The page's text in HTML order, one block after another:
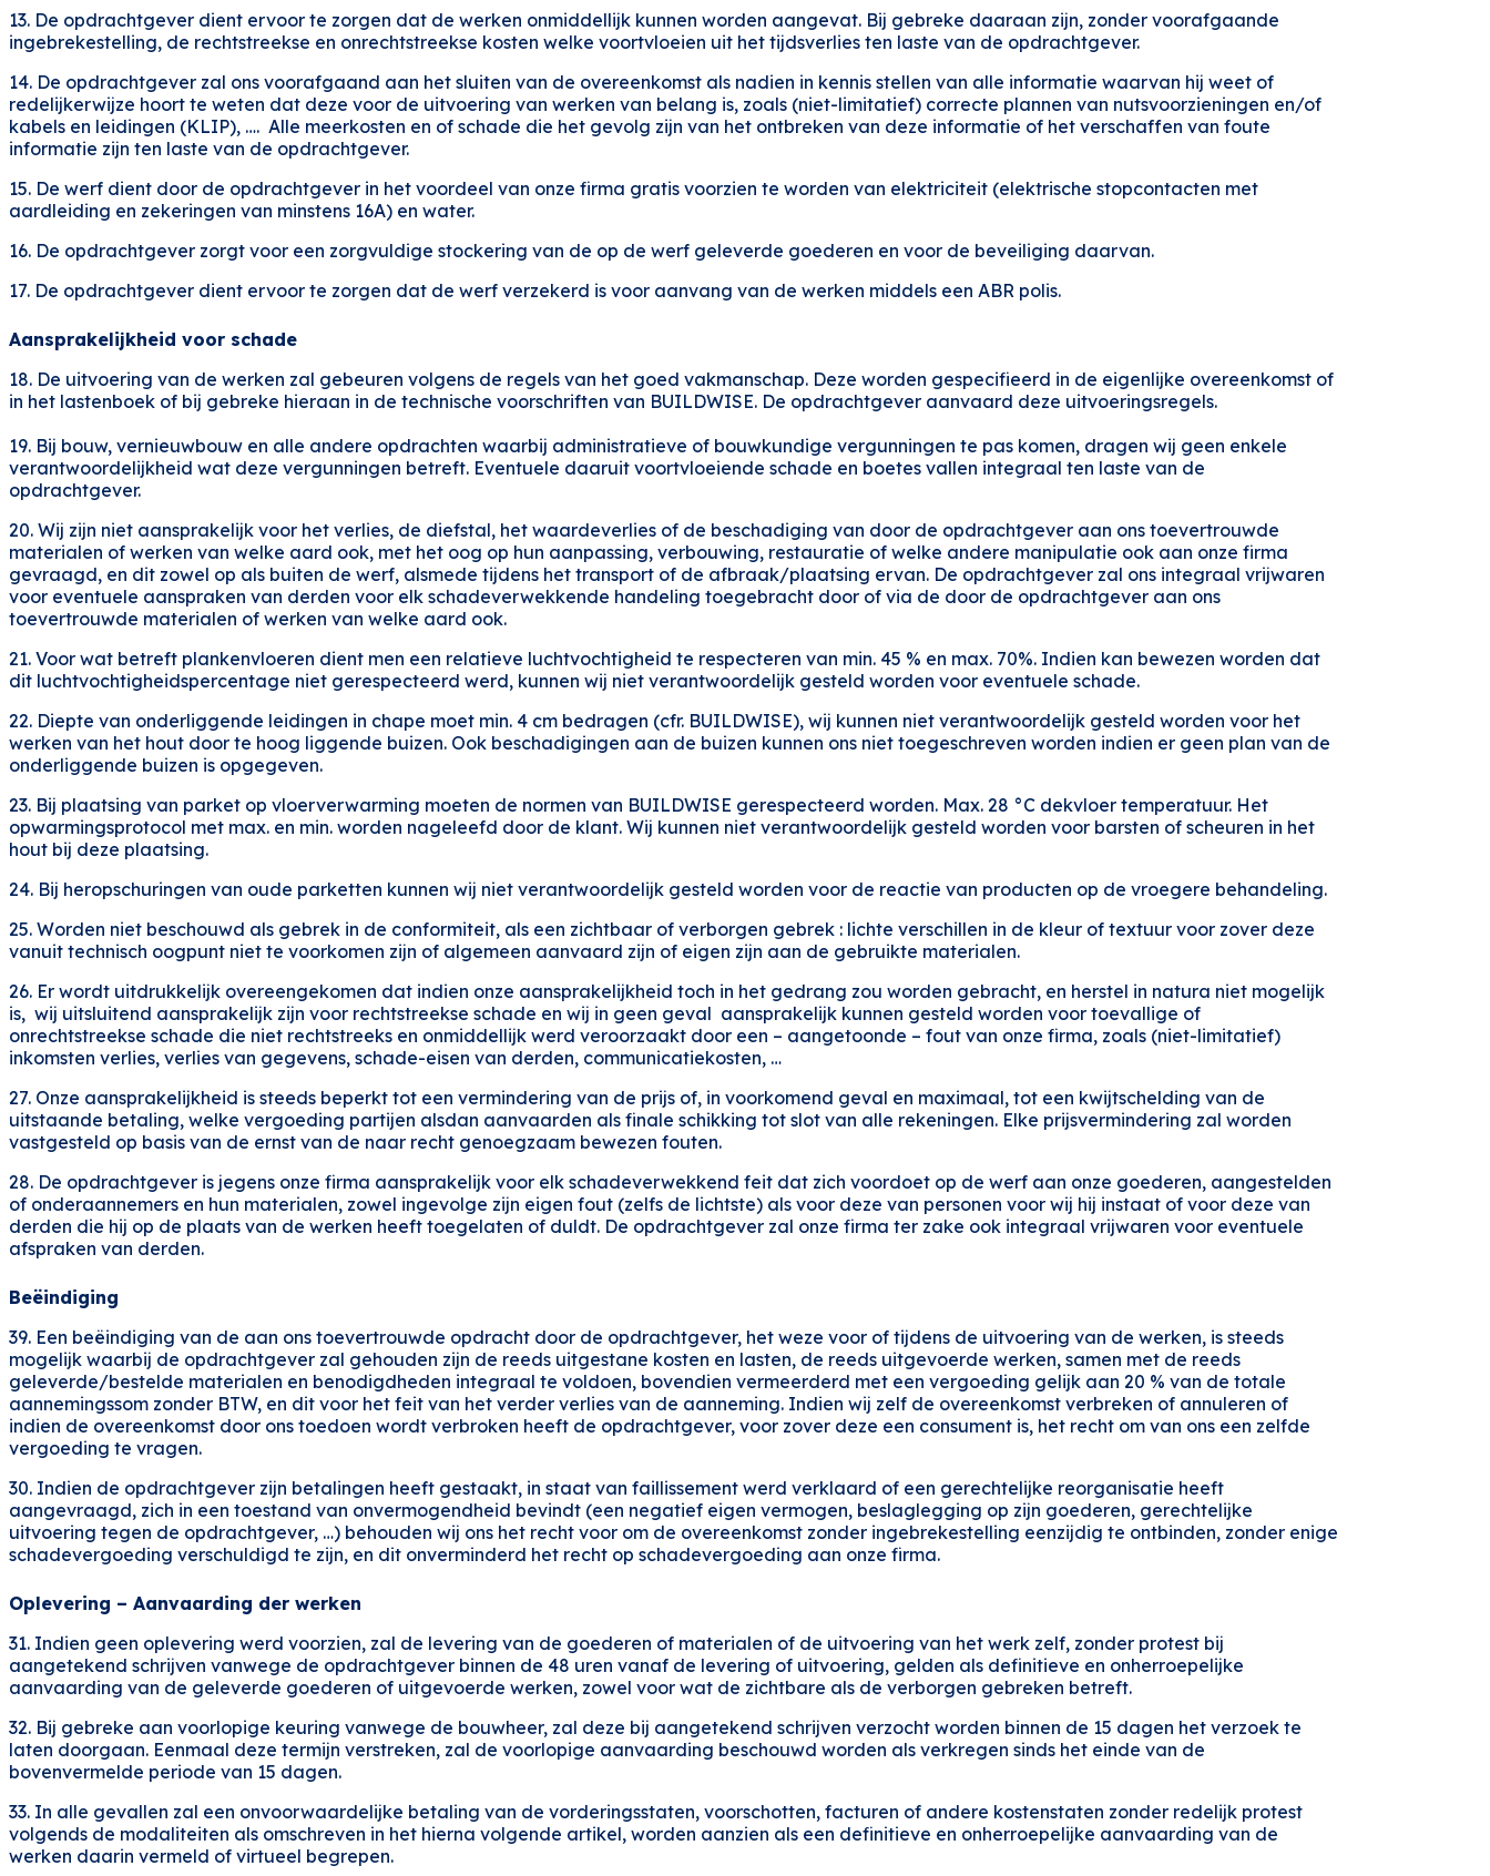
13. De opdrachtgever dient ervoor te zorgen dat de werken onmiddellijk kunnen worden aangevat. Bij gebreke daaraan zijn, zonder voorafgaande
ingebrekestelling, de rechtstreekse en onrechtstreekse kosten welke voortvloeien uit het tijdsverlies ten laste van de opdrachtgever.
14. De opdrachtgever zal ons voorafgaand aan het sluiten van de overeenkomst als nadien in kennis stellen van alle informatie waarvan hij weet of
redelijkerwijze hoort te weten dat deze voor de uitvoering van werken van belang is, zoals (niet-limitatief) correcte plannen van nutsvoorzieningen en/of
kabels en leidingen (KLIP), …. Alle meerkosten en of schade die het gevolg zijn van het ontbreken van deze informatie of het verschaffen van foute
informatie zijn ten laste van de opdrachtgever.
15. De werf dient door de opdrachtgever in het voordeel van onze firma gratis voorzien te worden van elektriciteit (elektrische stopcontacten met
aardleiding en zekeringen van minstens 16A) en water.
16. De opdrachtgever zorgt voor een zorgvuldige stockering van de op de werf geleverde goederen en voor de beveiliging daarvan.
17. De opdrachtgever dient ervoor te zorgen dat de werf verzekerd is voor aanvang van de werken middels een ABR polis.
Aansprakelijkheid voor schade
18. De uitvoering van de werken zal gebeuren volgens de regels van het goed vakmanschap. Deze worden gespecifieerd in de eigenlijke overeenkomst of
in het lastenboek of bij gebreke hieraan in de technische voorschriften van BUILDWISE. De opdrachtgever aanvaard deze uitvoeringsregels.
19. Bij bouw, vernieuwbouw en alle andere opdrachten waarbij administratieve of bouwkundige vergunningen te pas komen, dragen wij geen enkele
verantwoordelijkheid wat deze vergunningen betreft. Eventuele daaruit voortvloeiende schade en boetes vallen integraal ten laste van de
opdrachtgever.
20. Wij zijn niet aansprakelijk voor het verlies, de diefstal, het waardeverlies of de beschadiging van door de opdrachtgever aan ons toevertrouwde
materialen of werken van welke aard ook, met het oog op hun aanpassing, verbouwing, restauratie of welke andere manipulatie ook aan onze firma
gevraagd, en dit zowel op als buiten de werf, alsmede tijdens het transport of de afbraak/plaatsing ervan. De opdrachtgever zal ons integraal vrijwaren
voor eventuele aanspraken van derden voor elk schadeverwekkende handeling toegebracht door of via de door de opdrachtgever aan ons
toevertrouwde materialen of werken van welke aard ook.
21. Voor wat betreft plankenvloeren dient men een relatieve luchtvochtigheid te respecteren van min. 45 % en max. 70%. Indien kan bewezen worden dat
dit luchtvochtigheidspercentage niet gerespecteerd werd, kunnen wij niet verantwoordelijk gesteld worden voor eventuele schade.
22. Diepte van onderliggende leidingen in chape moet min. 4 cm bedragen (cfr. BUILDWISE), wij kunnen niet verantwoordelijk gesteld worden voor het
werken van het hout door te hoog liggende buizen. Ook beschadigingen aan de buizen kunnen ons niet toegeschreven worden indien er geen plan van de
onderliggende buizen is opgegeven.
23. Bij plaatsing van parket op vloerverwarming moeten de normen van BUILDWISE gerespecteerd worden. Max. 28 °C dekvloer temperatuur. Het
opwarmingsprotocol met max. en min. worden nageleefd door de klant. Wij kunnen niet verantwoordelijk gesteld worden voor barsten of scheuren in het
hout bij deze plaatsing.
24. Bij heropschuringen van oude parketten kunnen wij niet verantwoordelijk gesteld worden voor de reactie van producten op de vroegere behandeling.
25. Worden niet beschouwd als gebrek in de conformiteit, als een zichtbaar of verborgen gebrek : lichte verschillen in de kleur of textuur voor zover deze
vanuit technisch oogpunt niet te voorkomen zijn of algemeen aanvaard zijn of eigen zijn aan de gebruikte materialen.
26. Er wordt uitdrukkelijk overeengekomen dat indien onze aansprakelijkheid toch in het gedrang zou worden gebracht, en herstel in natura niet mogelijk
is, wij uitsluitend aansprakelijk zijn voor rechtstreekse schade en wij in geen geval aansprakelijk kunnen gesteld worden voor toevallige of
onrechtstreekse schade die niet rechtstreeks en onmiddellijk werd veroorzaakt door een – aangetoonde – fout van onze firma, zoals (niet-limitatief)
inkomsten verlies, verlies van gegevens, schade-eisen van derden, communicatiekosten, …
27. Onze aansprakelijkheid is steeds beperkt tot een vermindering van de prijs of, in voorkomend geval en maximaal, tot een kwijtschelding van de
uitstaande betaling, welke vergoeding partijen alsdan aanvaarden als finale schikking tot slot van alle rekeningen. Elke prijsvermindering zal worden
vastgesteld op basis van de ernst van de naar recht genoegzaam bewezen fouten.
28. De opdrachtgever is jegens onze firma aansprakelijk voor elk schadeverwekkend feit dat zich voordoet op de werf aan onze goederen, aangestelden
of onderaannemers en hun materialen, zowel ingevolge zijn eigen fout (zelfs de lichtste) als voor deze van personen voor wij hij instaat of voor deze van
derden die hij op de plaats van de werken heeft toegelaten of duldt. De opdrachtgever zal onze firma ter zake ook integraal vrijwaren voor eventuele
afspraken van derden.
Beëindiging
39. Een beëindiging van de aan ons toevertrouwde opdracht door de opdrachtgever, het weze voor of tijdens de uitvoering van de werken, is steeds
mogelijk waarbij de opdrachtgever zal gehouden zijn de reeds uitgestane kosten en lasten, de reeds uitgevoerde werken, samen met de reeds
geleverde/bestelde materialen en benodigdheden integraal te voldoen, bovendien vermeerderd met een vergoeding gelijk aan 20 % van de totale
aannemingssom zonder BTW, en dit voor het feit van het verder verlies van de aanneming. Indien wij zelf de overeenkomst verbreken of annuleren of
indien de overeenkomst door ons toedoen wordt verbroken heeft de opdrachtgever, voor zover deze een consument is, het recht om van ons een zelfde
vergoeding te vragen.
30. Indien de opdrachtgever zijn betalingen heeft gestaakt, in staat van faillissement werd verklaard of een gerechtelijke reorganisatie heeft
aangevraagd, zich in een toestand van onvermogendheid bevindt (een negatief eigen vermogen, beslaglegging op zijn goederen, gerechtelijke
uitvoering tegen de opdrachtgever, …) behouden wij ons het recht voor om de overeenkomst zonder ingebrekestelling eenzijdig te ontbinden, zonder enige
schadevergoeding verschuldigd te zijn, en dit onverminderd het recht op schadevergoeding aan onze firma.
Oplevering – Aanvaarding der werken
31. Indien geen oplevering werd voorzien, zal de levering van de goederen of materialen of de uitvoering van het werk zelf, zonder protest bij
aangetekend schrijven vanwege de opdrachtgever binnen de 48 uren vanaf de levering of uitvoering, gelden als definitieve en onherroepelijke
aanvaarding van de geleverde goederen of uitgevoerde werken, zowel voor wat de zichtbare als de verborgen gebreken betreft.
32. Bij gebreke aan voorlopige keuring vanwege de bouwheer, zal deze bij aangetekend schrijven verzocht worden binnen de 15 dagen het verzoek te
laten doorgaan. Eenmaal deze termijn verstreken, zal de voorlopige aanvaarding beschouwd worden als verkregen sinds het einde van de
bovenvermelde periode van 15 dagen.
33. In alle gevallen zal een onvoorwaardelijke betaling van de vorderingsstaten, voorschotten, facturen of andere kostenstaten zonder redelijk protest
volgends de modaliteiten als omschreven in het hierna volgende artikel, worden aanzien als een definitieve en onherroepelijke aanvaarding van de
werken daarin vermeld of virtueel begrepen.